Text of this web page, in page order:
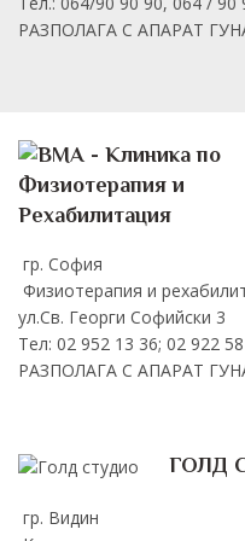
РАЗПОЛАГА С АПАРАТ
гр. София
Физиотерапия и
ул.Св. Георги Софийски 3
Тел: 02 952 13 36; 02 922
РАЗПОЛАГА С АПАРАТ
ГОЛД
гр. Видин